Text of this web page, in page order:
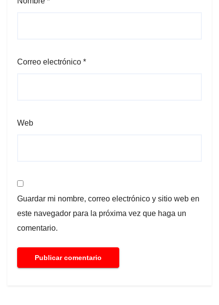
Correo electrónico *
Web
Guardar mi nombre, correo electrónico y sitio web en
este navegador para la próxima vez que haga un
comentario.